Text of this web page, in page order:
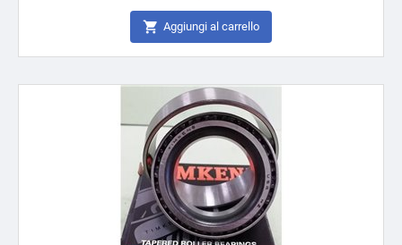
 Aggiungi al carrello